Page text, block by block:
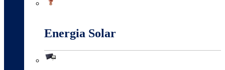
Energia Solar